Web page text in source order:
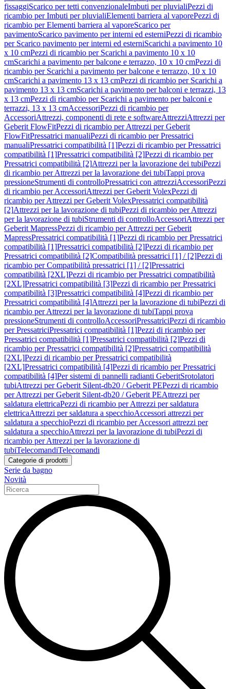
fissaggiScarico per tetti convenzionaleImbuti per pluvialiPezzi di
ricambio per Imbuti per pluvialiElementi barriera al vaporePezzi di
ricambio per Elementi barriera al vaporeScarico per
pavimentoScarico pavimento per interni ed esterniPezzi di ricambio
per Scarico pavimento per interni ed esterniScarichi a pavimento 10
x 10 cmPezzi di ricambio per Scarichi a pavimento 10 x 10
cmScarichi a pavimento per balcone e terrazzo, 10 x 10 cmPezzi di
ricambio per Scarichi a pavimento per balcone e terrazzo, 10 x 10
cmScarichi a pavimento 13 x 13 cmPezzi di ricambio per Scarichi a
pavimento 13 x 13 cmScarichi a pavimento per balconi e terrazzi, 13
x 13 cmPezzi di ricambio per Scarichi a pavimento per balconi e
terrazzi, 13 x 13 cmAccessoriPezzi di ricambio per
AccessoriAttrezzi, componenti di rete e softwareAttrezziAttrezzi per
Geberit FlowFitPezzi di ricambio per Attrezzi per Geberit
FlowFitPressatrici manualiPezzi di ricambio per Pressatrici
manualiPressatrici compatibilità [1]Pezzi di ricambio per Pressatrici
compatibilità [1]Pressatrici compatibilità [2]Pezzi di ricambio per
Pressatrici compatibilità [2]Attrezzi per la lavorazione dei tubiPezzi
di ricambio per Attrezzi per la lavorazione dei tubiTappi prova
pressioneStrumenti di controlloPressatrici con attrezziAccessoriPezzi
di ricambio per AccessoriAttrezzi per Geberit VolexPezzi di
ricambio per Attrezzi per Geberit VolexPressatrici compatibilità
[2]Attrezzi per la lavorazione di tubiPezzi di ricambio per Attrezzi
per la lavorazione di tubiStrumenti di controlloAccessoriAttrezzi per
Geberit MapressPezzi di ricambio per Attrezzi per Geberit
MapressPressatrici compatibilità [1]Pezzi di ricambio per Pressatrici
compatibilità [1]Pressatrici compatibilità [2]Pezzi di ricambio per
Pressatrici compatibilità [2]Compatibilità pressatrici [1] / [2]Pezzi di
ricambio per Compatibilità pressatrici [1] / [2]Pressatrici
compatibilità [2XL]Pezzi di ricambio per Pressatrici compatibilità
[2XL]Pressatrici compatibilità [3]Pezzi di ricambio per Pressatrici
compatibilità [3]Pressatrici compatibilità [4]Pezzi di ricambio per
Pressatrici compatibilità [4]Attrezzi per la lavorazione di tubiPezzi di
ricambio per Attrezzi per la lavorazione di tubiTappi prova
pressioneStrumenti di controlloAccessoriPressatriciPezzi di ricambio
per PressatriciPressatrici compatibilità [1]Pezzi di ricambio per
Pressatrici compatibilità [1]Pressatrici compatibilità [2]Pezzi di
ricambio per Pressatrici compatibilità [2]Pressatrici compatibilità
[2XL]Pezzi di ricambio per Pressatrici compatibilità
[2XL]Pressatrici compatibilità [4]Pezzi di ricambio per Pressatrici
compatibilità [4]Per sistemi di pannelli radianti GeberitSrotolatori
tubiAttrezzi per Geberit Silent-db20 / Geberit PEPezzi di ricambio
per Attrezzi per Geberit Silent-db20 / Geberit PEAttrezzi per
saldatura elettricaPezzi di ricambio per Attrezzi per saldatura
elettricaAttrezzi per saldatura a specchioAccessori attrezzi per
saldatura a specchioPezzi di ricambio per Accessori attrezzi per
saldatura a specchioAttrezzi per la lavorazione di tubiPezzi di
ricambio per Attrezzi per la lavorazione di
tubiTelecomandiTelecomandi
Categorie di prodotti
Serie da bagno
Novità